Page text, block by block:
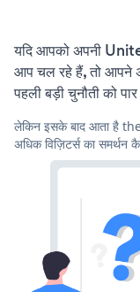
यदि आपको अपनी
आप चल रहे हैं, तो आपने
पहली बड़ी चुनौती को
लेकिन इसके बाद आता है
अधिक विज़िटर्स का समर्थन